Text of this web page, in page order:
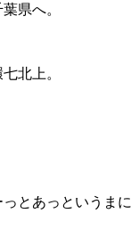
県へ。
北上。
とあっというまに